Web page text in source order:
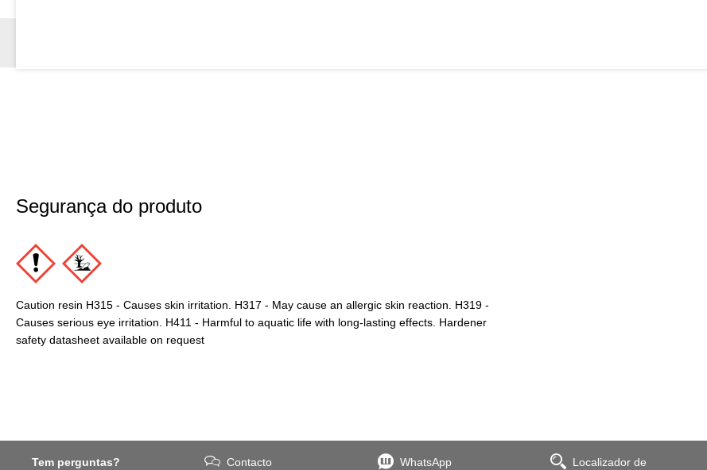
Segurança do produto
Caution resin H315 - Causes skin irritation. H317 - May cause an allergic skin reaction. H319 -
Causes serious eye irritation. H411 - Harmful to aquatic life with long-lasting effects. Hardener
safety datasheet available on request
Tem perguntas? Contacto WhatsApp
Localizador de